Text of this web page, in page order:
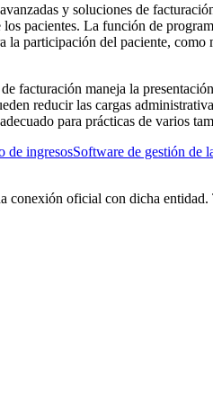
y soluciones de
pacientes. La función de
participación del paciente, como
facturación maneja la
reducir las cargas
para prácticas de varios
de ingresosSoftware de gestión de
conexión oficial con dicha